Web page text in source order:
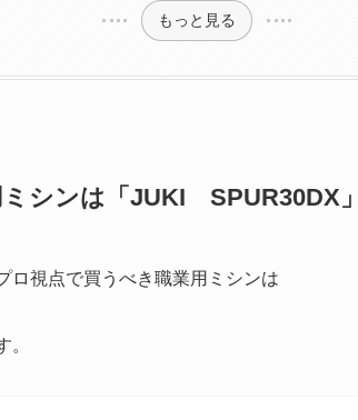
もっと見る
シンは「JUKI SPUR30DX」
ロ視点で買うべき職業用ミシンは
。